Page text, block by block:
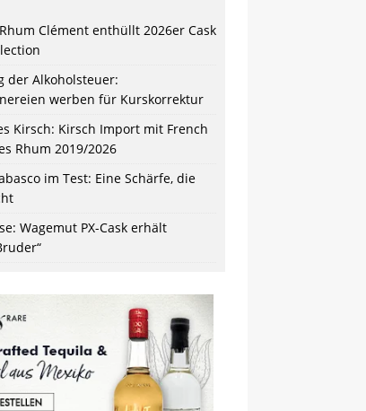
Clément enthüllt 2026er Cask
der Alkoholsteuer:
werben für Kurskorrektur
Kirsch: Kirsch Import mit French
Rhum 2019/2026
im Test: Eine Schärfe, die
Wagemut PX-Cask erhält